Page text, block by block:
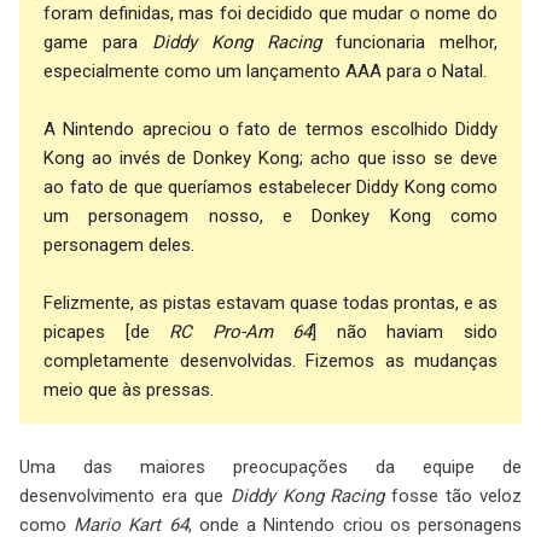
foram definidas, mas foi decidido que mudar o nome do
game para Diddy Kong Racingfuncionaria melhor,
especialmente como um lançamento AAA para o Natal.
A Nintendo apreciou o fato de termos escolhido Diddy
Kong ao invés de Donkey Kong; acho que isso se deve
ao fato de que queríamos estabelecer Diddy Kong como
um personagem nosso, e Donkey Kong como
personagem deles.
Felizmente, as pistas estavam quase todas prontas, e as
picapes [de RC Pro-Am 64] não haviam sido
completamente desenvolvidas. Fizemos as mudanças
meio que às pressas.
Uma das maiores preocupações da equipe de
desenvolvimento era que Diddy Kong Racingfosse tão veloz
como Mario Kart 64, onde a Nintendo criou os personagens